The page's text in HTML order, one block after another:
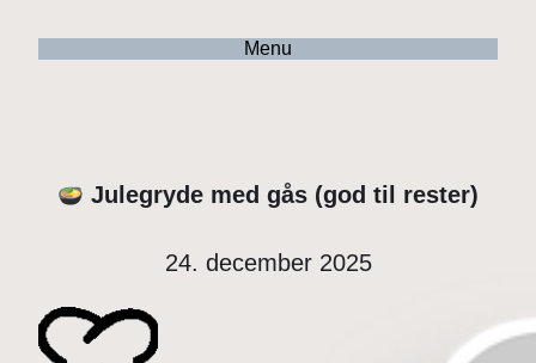
Menu
Julegryde med gås (god til rester)
24. december 2025